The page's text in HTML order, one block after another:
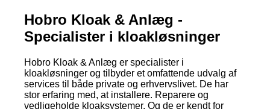
Hobro Kloak & Anlæg -
Specialister i kloakløsninger
Hobro Kloak & Anlæg er specialister i
kloakløsninger og tilbyder et omfattende udvalg af
services til både private og erhvervslivet. De har
stor erfaring med, at installere. Reparere og
vedligeholde kloaksystemer. Og de er kendt for